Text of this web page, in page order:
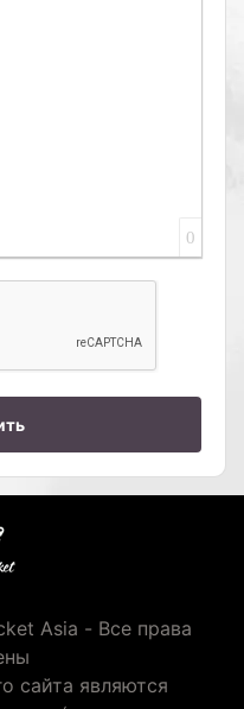
0
Asia - Все права
сайта являются